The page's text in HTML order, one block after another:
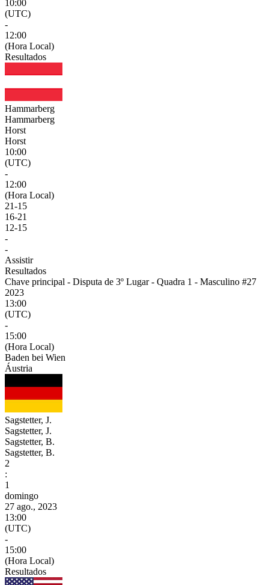
10:00
(UTC)
-
12:00
(Hora Local)
Resultados
Hammarberg
Hammarberg
Horst
Horst
10:00
(UTC)
-
12:00
(Hora Local)
21-15
16-21
12-15
-
-
Assistir
Resultados
Chave principal - Disputa de 3º Lugar - Quadra 1 - Masculino #27
2023
13:00
(UTC)
-
15:00
(Hora Local)
Baden bei Wien
Áustria
Sagstetter, J.
Sagstetter, J.
Sagstetter, B.
Sagstetter, B.
2
:
1
domingo
27 ago., 2023
13:00
(UTC)
-
15:00
(Hora Local)
Resultados